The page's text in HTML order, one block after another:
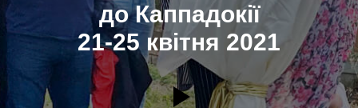
до Каппадокії
21-25 квітня 2021